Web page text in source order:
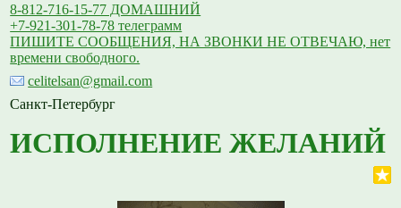
8-812-716-15-77 ДОМАШНИЙ
+7-921-301-78-78 телеграмм
ПИШИТЕ СООБЩЕНИЯ, НА ЗВОНКИ НЕ ОТВЕЧАЮ, нет
времени свободного.
celitelsan@gmail.com
Санкт-Петербург
ИСПОЛНЕНИЕ ЖЕЛАНИЙ